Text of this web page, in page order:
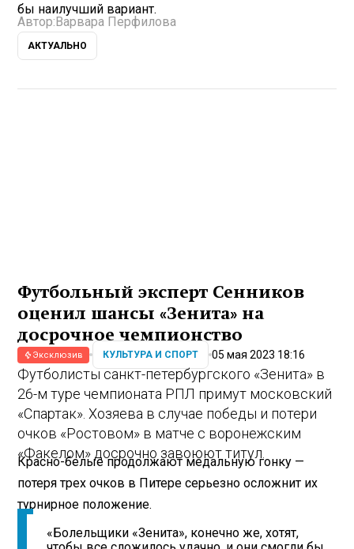
бы наилучший вариант.
Автор: Варвара Перфилова
АКТУАЛЬНО
Футбольный эксперт Сенников
оценил шансы «Зенита» на
досрочное чемпионство
Эксклюзив КУЛЬТУРА И СПОРТ 05 мая 2023 18:16
Футболисты санкт-петербургского «Зенита» в
26-м туре чемпионата РПЛ примут московский
«Спартак». Хозяева в случае победы и потери
очков «Ростовом» в матче с воронежским
«Факелом» досрочно завоюют титул.
Красно-белые продолжают медальную гонку —
потеря трех очков в Питере серьезно осложнит их
турнирное положение.
«Болельщики «Зенита», конечно же, хотят,